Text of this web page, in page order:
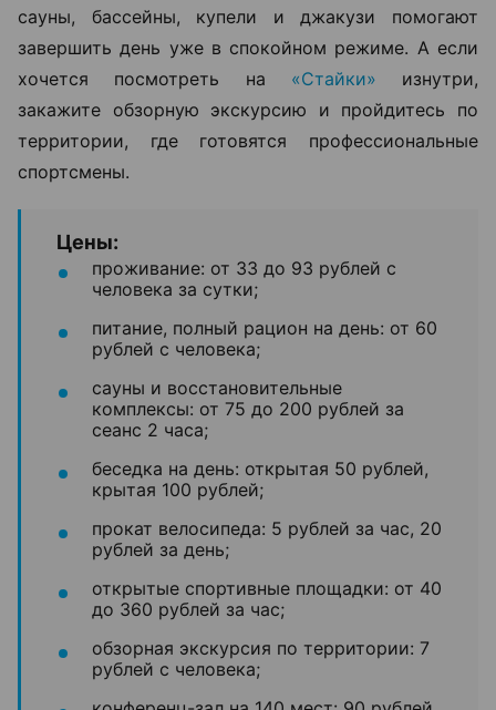
сауны, бассейны, купели и джакузи помогают
завершить день уже в спокойном режиме. А если
хочется посмотреть на «Стайки» изнутри,
закажите обзорную экскурсию и пройдитесь по
территории, где готовятся профессиональные
спортсмены.
Цены:
проживание: от 33 до 93 рублей с
человека за сутки;
питание, полный рацион на день: от 60
рублей с человека;
сауны и восстановительные
комплексы: от 75 до 200 рублей за
сеанс 2 часа;
беседка на день: открытая 50 рублей,
крытая 100 рублей;
прокат велосипеда: 5 рублей за час, 20
рублей за день;
открытые спортивные площадки: от 40
до 360 рублей за час;
обзорная экскурсия по территории: 7
рублей с человека;